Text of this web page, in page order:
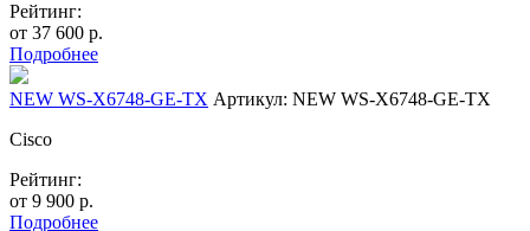
Рейтинг:
от 37 600 р.
Подробнее
NEW WS-X6748-GE-TX Артикул: NEW WS-X6748-GE-TX
Cisco
Рейтинг:
от 9 900 р.
Подробнее